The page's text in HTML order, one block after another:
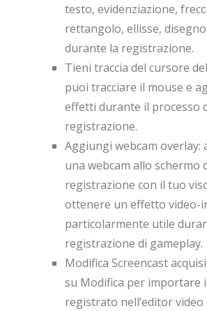
testo, evidenziazione,
rettangolo, ellisse,
durante la registrazione.
Tieni traccia del cursore
puoi tracciare il mouse e
effetti durante il processo
registrazione.
Aggiungi webcam overlay:
una webcam allo schermo
registrazione con il tuo
ottenere un effetto video-
particolarmente utile
registrazione di gameplay.
Modifica Screencast
su Modifica per importare
registrato nell’editor video